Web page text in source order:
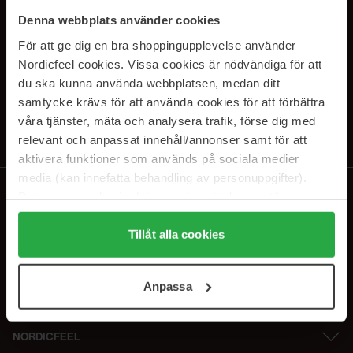
Denna webbplats använder cookies
För att ge dig en bra shoppingupplevelse använder
Nordicfeel cookies. Vissa cookies är nödvändiga för att
du ska kunna använda webbplatsen, medan ditt
samtycke krävs för att använda cookies för att förbättra
våra tjänster, mäta och analysera trafik, förse dig med
relevant och anpassat innehåll/annonser samt för att
aktivera funktioner som används på sociala medier
media (kan innefatta behandling av personuppgifter).
Genom att trycka på "Tillåt alla cookies" accepterar du
alla cookies, medan du under "Detaljer" kan anpassa
användningen av cookies. Du kan när som helst återkalla
samt vår Integritetspolicy.
Tillåt alla cookies
Anpassa
SUBSCRIBE TO OUR
NEWSLETTER
E-mail
Ved at abonnere accepterer du voresprivatlivspolitik. Afmeld til enhver
NORDICFEEL